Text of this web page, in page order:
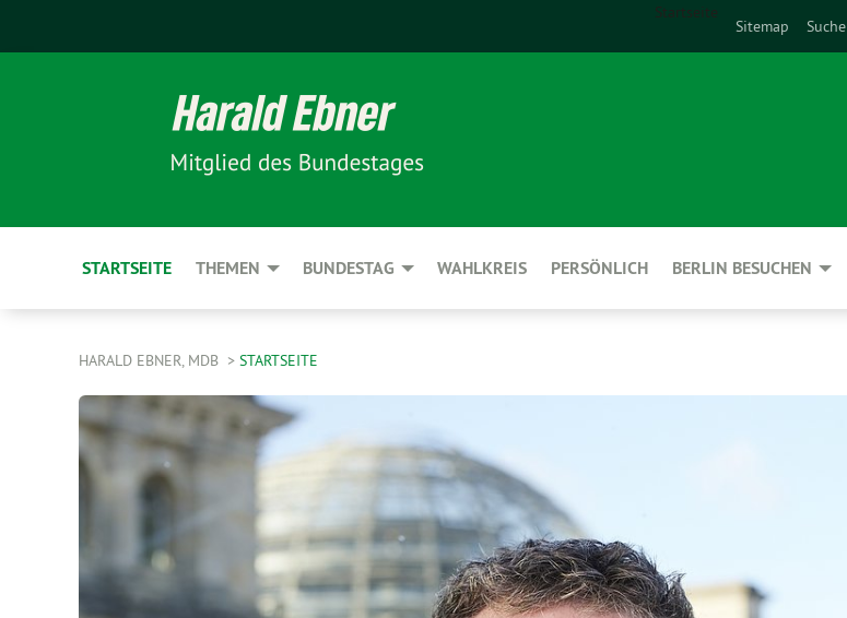
Startseite
Sitemap Suche
STARTSEITE THEMEN BUNDESTAG WAHLKREIS PERSÖNLICH BERLIN BESUCHEN
HARALD EBNER, MDB STARTSEITE